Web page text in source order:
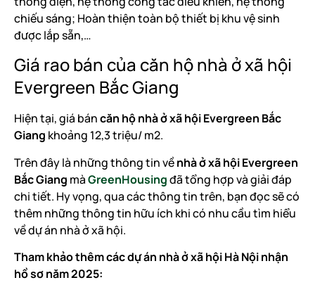
chiếu sáng; Hoàn thiện toàn bộ thiết bị khu vệ sinh
được lắp sẵn,…
Giá rao bán của căn hộ nhà ở xã hội
Evergreen Bắc Giang
Hiện tại, giá báncăn hộ nhà ở xã hội Evergreen Bắc
Giang khoảng 12,3 triệu/ m2.
Trên đây là những thông tin vềnhà ở xã hội Evergreen
Bắc Giang màGreenHousingđã tổng hợp và giải đáp
chi tiết. Hy vọng, qua các thông tin trên, bạn đọc sẽ có
thêm những thông tin hữu ích khi có nhu cầu tìm hiểu
về dự án nhà ở xã hội.
Tham khảo thêm các dự án nhà ở xã hội Hà Nội nhận
hồ sơ năm 2025: